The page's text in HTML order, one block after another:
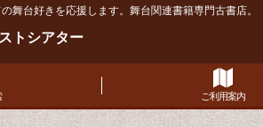
舞台好きを応援します。舞台関連書籍専門古書店。
トシアター
ご利用案内